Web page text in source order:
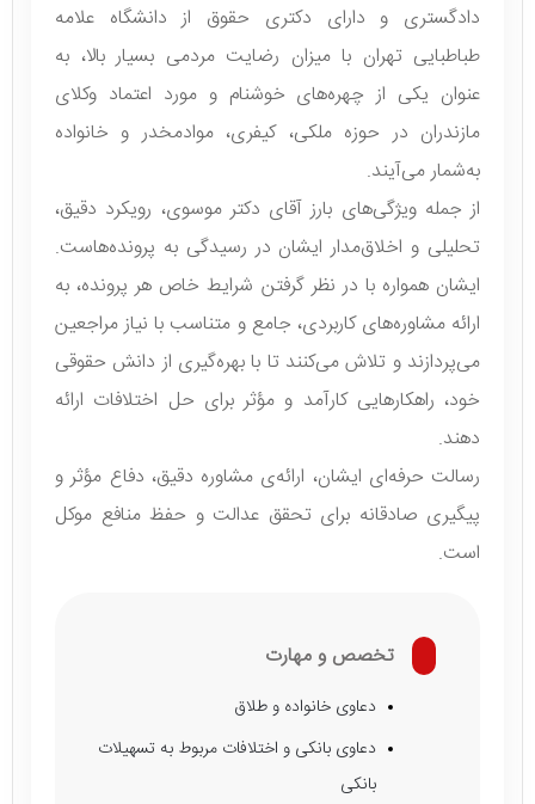
دادگستری و دارای دکتری حقوق از دانشگاه علامه
طباطبایی تهران با میزان رضایت مردمی بسیار بالا، به
عنوان یکی از چهره‌های خوشنام و مورد اعتماد وکلای
مازندران در حوزه ملکی، کیفری، موادمخدر و خانواده
به‌شمار می‌آیند.
از جمله ویژگی‌های بارز آقای دکتر موسوی، رویکرد دقیق،
تحلیلی و اخلاق‌مدار ایشان در رسیدگی به پرونده‌هاست.
ایشان همواره با در نظر گرفتن شرایط خاص هر پرونده، به
ارائه مشاوره‌های کاربردی، جامع و متناسب با نیاز مراجعین
می‌پردازند و تلاش می‌کنند تا با بهره‌گیری از دانش حقوقی
خود، راهکارهایی کارآمد و مؤثر برای حل اختلافات ارائه
دهند.
رسالت حرفه‌ای ایشان، ارائه‌ی مشاوره دقیق، دفاع مؤثر و
پیگیری صادقانه برای تحقق عدالت و حفظ منافع موکل
است.
تخصص و مهارت
دعاوی خانواده و طلاق
دعاوی بانکی و اختلافات مربوط به تسهیلات
بانکی